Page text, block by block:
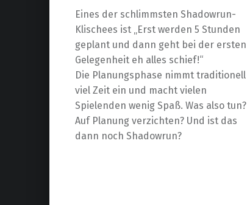
Eines der schlimmsten Shadowrun-
Klischees ist „Erst werden 5 Stunden
geplant und dann geht bei der ersten
Gelegenheit eh alles schief!“
Die Planungsphase nimmt traditionell
viel Zeit ein und macht vielen
Spielenden wenig Spaß. Was also tun?
Auf Planung verzichten? Und ist das
dann noch Shadowrun?